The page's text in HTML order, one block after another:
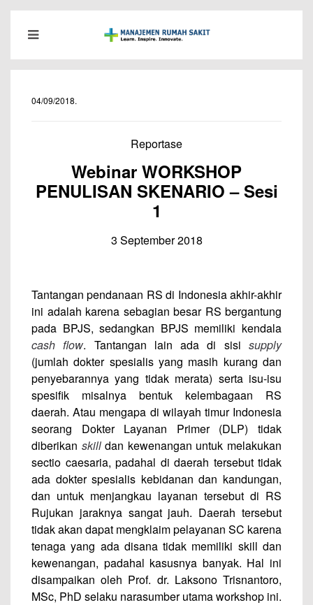
04/09/2018.
Reportase
Webinar WORKSHOP
PENULISAN SKENARIO – Sesi
1
3 September 2018
Tantangan pendanaan RS di Indonesia akhir-akhir
ini adalah karena sebagian besar RS bergantung
pada BPJS, sedangkan BPJS memiliki kendala
cash flow. Tantangan lain ada di sisisupply
(jumlah dokter spesialis yang masih kurang dan
penyebarannya yang tidak merata) serta isu-isu
spesifik misalnya bentuk kelembagaan RS
daerah. Atau mengapa di wilayah timur Indonesia
seorang Dokter Layanan Primer (DLP) tidak
diberikan skilldan kewenangan untuk melakukan
sectio caesaria, padahal di daerah tersebut tidak
ada dokter spesialis kebidanan dan kandungan,
dan untuk menjangkau layanan tersebut di RS
Rujukan jaraknya sangat jauh. Daerah tersebut
tidak akan dapat mengklaim pelayanan SC karena
tenaga yang ada disana tidak memiliki skill dan
kewenangan, padahal kasusnya banyak. Hal ini
disampaikan oleh Prof. dr. Laksono Trisnantoro,
MSc, PhD selaku narasumber utama workshop ini.